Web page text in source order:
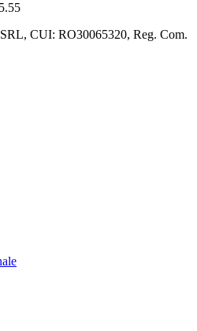
CUI: RO30065320, Reg. Com.